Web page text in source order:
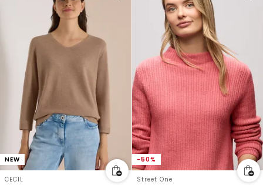
NEW
CECIL
-50%
Street One